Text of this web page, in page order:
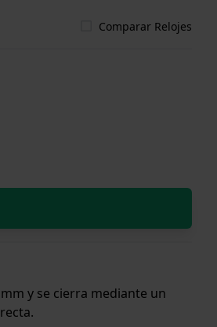
Comparar Relojes
y se cierra mediante un